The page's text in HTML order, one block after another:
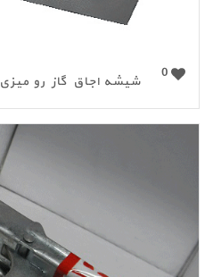
0 شیشه اجاق گاز رو میزی